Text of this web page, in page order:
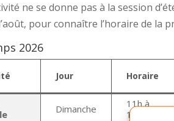
ne se donne pas à la session
pour connaître l’horaire de la
2026
Jour Horaire
Dimanche
11h à
12h